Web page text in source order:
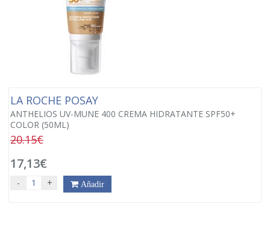
LA ROCHE POSAY
ANTHELIOS UV-MUNE 400 CREMA HIDRATANTE SPF50+
COLOR (50ML)
20.15€
17,13€
- + Añadir